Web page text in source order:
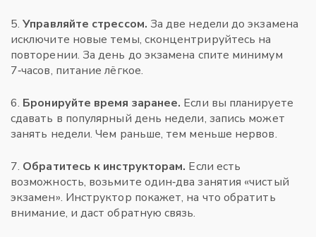
5.Управляйте стрессом. За две недели до экзамена
исключите новые темы, сконцентрируйтесь на
повторении. За день до экзамена спите минимум
7‑часов, питание лёгкое.
6. Бронируйте время заранее. Если вы планируете
сдавать в популярный день недели, запись может
занять недели. Чем раньше, тем меньше нервов.
7. Обратитесь к инструкторам. Если есть
возможность, возьмите один‑два занятия «чистый
экзамен». Инструктор покажет, на что обратить
внимание, и даст обратную связь.